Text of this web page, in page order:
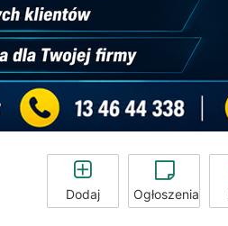
Dodaj Ogłoszenia